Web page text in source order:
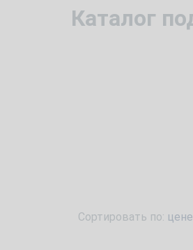
Каталог
Сортировать по: цене